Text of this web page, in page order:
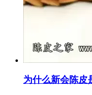
为什么新会陈皮